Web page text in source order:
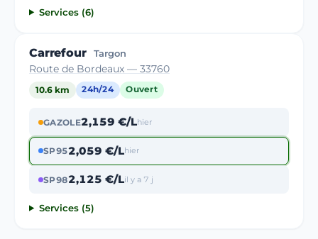
Services (6)
Carrefour Targon
Route de Bordeaux — 33760
10.6 km 24h/24 Ouvert
GAZOLE2,159 €/Lhier
SP952,059 €/Lhier
SP982,125 €/Lil y a 7 j
Services (5)